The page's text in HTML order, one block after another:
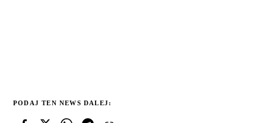
PODAJ TEN NEWS DALEJ: